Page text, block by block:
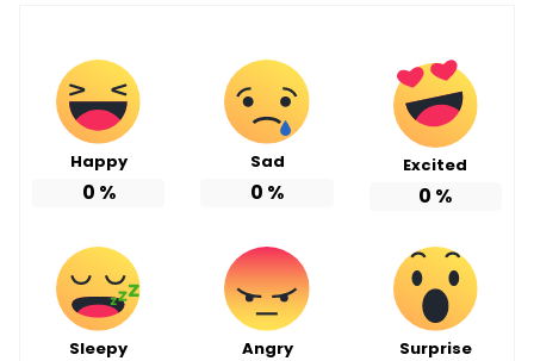
Happy
0 %
Sad
0 %
Excited
0 %
Sleepy Angry Surprise